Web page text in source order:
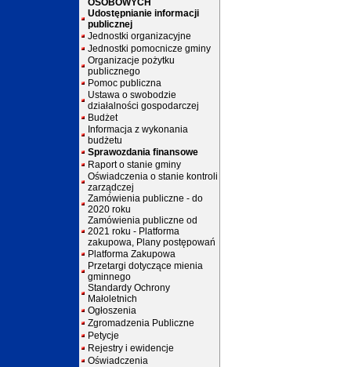
OSOBOWYCH
Udostępnianie informacji
publicznej
Jednostki organizacyjne
Jednostki pomocnicze gminy
Organizacje pożytku
publicznego
Pomoc publiczna
Ustawa o swobodzie
działalności gospodarczej
Budżet
Informacja z wykonania
budżetu
Sprawozdania finansowe
Raport o stanie gminy
Oświadczenia o stanie kontroli
zarządczej
Zamówienia publiczne - do
2020 roku
Zamówienia publiczne od
2021 roku - Platforma
zakupowa, Plany postępowań
Platforma Zakupowa
Przetargi dotyczące mienia
gminnego
Standardy Ochrony
Małoletnich
Ogłoszenia
Zgromadzenia Publiczne
Petycje
Rejestry i ewidencje
Oświadczenia